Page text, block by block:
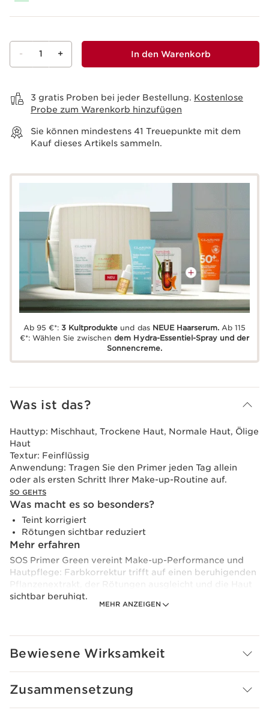
- 1 + In den Warenkorb
3 gratis Proben bei jeder Bestellung. Kostenlose
Probe zum Warenkorb hinzufügen
Sie können mindestens 41 Treuepunkte mit dem
Kauf dieses Artikels sammeln.
Ab 95 €*:3 Kultprodukte und das NEUE Haarserum.Ab 115
€*: Wählen Sie zwischendem Hydra-Essentiel-Spray und der
Sonnencreme.
Was ist das?
MEHR ANZEIGEN
Hauttyp: Mischhaut, Trockene Haut, Normale Haut, Ölige
Haut
Textur: Feinflüssig
Anwendung: Tragen Sie den Primer jeden Tag allein
oder als ersten Schritt Ihrer Make-up-Routine auf.
SO GEHTS
Was macht es so besonders?
Teint korrigiert
Rötungen sichtbar reduziert
Mehr erfahren
SOS Primer Green vereint Make-up-Performance und
Hautpflege: Farbkorrektur trifft auf einen beruhigenden
Pflanzenextrakt, der Rötungen ausgleicht und die Haut
sichtbar beruhigt.
Sofortige Make-up-Ergebnisse: Der korrigierende
von Make-up und verlängert dessen Haltbarkeit.
Angereichert mit Sclareolid und Bio-Extrakt der
Bewiesene Wirksamkeit
Zusammensetzung